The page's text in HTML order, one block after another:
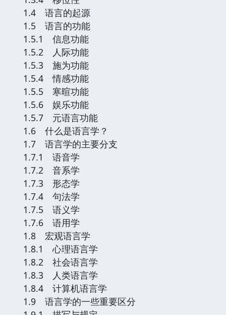
1.4 语言的起源
1.5 语言的功能
1.5.1 信息功能
1.5.2 人际功能
1.5.3 施为功能
1.5.4 情感功能
1.5.5 寒暄功能
1.5.6 娱乐功能
1.5.7 元语言功能
1.6 什么是语言学？
1.7 语言学的主要分支
1.7.1 语音学
1.7.2 音系学
1.7.3 形态学
1.7.4 句法学
1.7.5 语义学
1.7.6 语用学
1.8 宏观语言学
1.8.1 心理语言学
1.8.2 社会语言学
1.8.3 人类语言学
1.8.4 计算机语言学
1.9 语言学的一些重要区分